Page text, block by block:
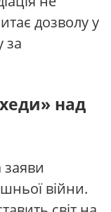
дозволу у
за
над
війни.